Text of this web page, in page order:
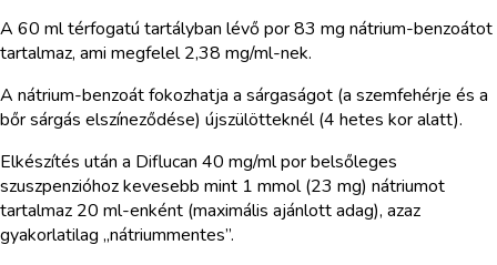
A 60 ml térfogatú tartályban lévő por 83 mg nátrium-benzoátot
tartalmaz, ami megfelel 2,38 mg/ml-nek.
A nátrium-benzoát fokozhatja a sárgaságot (a szemfehérje és a
bőr sárgás elszíneződése) újszülötteknél (4 hetes kor alatt).
Elkészítés után a Diflucan 40 mg/ml por belsőleges
szuszpenzióhoz kevesebb mint 1 mmol (23 mg) nátriumot
tartalmaz 20 ml-enként (maximális ajánlott adag), azaz
gyakorlatilag „nátriummentes”.